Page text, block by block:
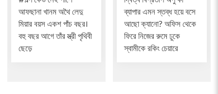
আফছানা খানম অথৈ লেদু
মিয়ার বয়স একশ পাঁচ বছর।
বহু বছর আগে তাঁর স্ত্রী পৃথিবী
ছেড়ে
ব্যাপার এমন স্তব্ধ হয়ে বসে
আছো ক্যানো? অফিস থেকে
ফিরে নিজের রুমে ঢুকে
স্বামীকে রকিং চেয়ারে